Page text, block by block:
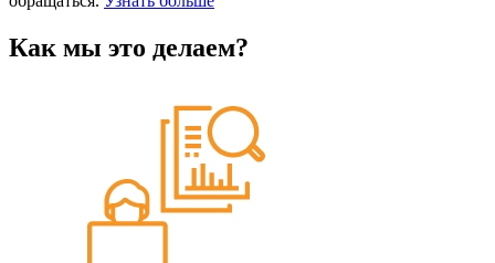
Как мы это делаем?